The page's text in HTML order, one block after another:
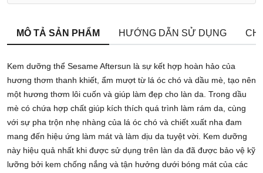
MÔ TẢ SẢN PHẨM HƯỚNG DẪN SỬ DỤNG
Kem dưỡng thể Sesame Aftersun là sự kết hợp hoàn hảo của
hương thơm thanh khiết, ẩm mượt từ lá óc chó và dầu mè, tạo nên
một hương thơm lôi cuốn và giúp làm đẹp cho làn da. Trong dầu
mè có chứa hợp chất giúp kích thích quá trình làm rám da, cùng
với sự pha trộn nhẹ nhàng của lá óc chó và chiết xuất nha đam
mang đến hiệu ứng làm mát và làm dịu da tuyệt vời. Kem dưỡng
này hiệu quả nhất khi được sử dụng trên làn da đã được bảo vệ kỹ
lưỡng bởi kem chống nắng và tận hưởng dưới bóng mát của các